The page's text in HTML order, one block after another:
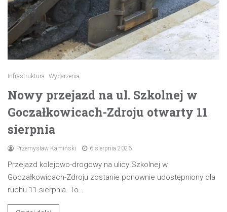
Infrastruktura Wydarzenia
Nowy przejazd na ul. Szkolnej w
Goczałkowicach-Zdroju otwarty 11
sierpnia
Przemysław Kamiński 6 sierpnia 2026
Przejazd kolejowo-drogowy na ulicy Szkolnej w
Goczałkowicach-Zdroju zostanie ponownie udostępniony dla
ruchu 11 sierpnia. To…